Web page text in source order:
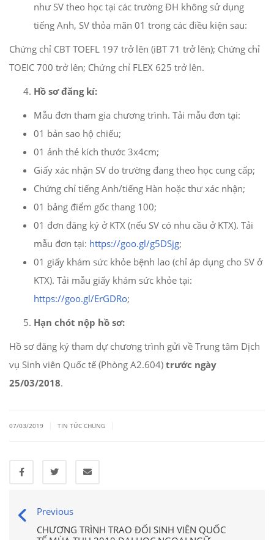
như SV theo học tại các trường ĐH không sử dụng
tiếng Anh, SV thỏa mãn 01 trong các điều kiện sau:
Chứng chỉ CBT TOEFL 197 trở lên (iBT 71 trở lên); Chứng chỉ
TOEIC 700 trở lên; Chứng chỉ FLEX 625 trở lên.
Hồ sơ đăng kí:
Mẫu đơn tham gia chương trình. Tải mẫu đơn tại:
01 bản sao hộ chiếu;
01 ảnh thẻ kích thước 3x4cm;
Giấy xác nhận SV do trường đang theo học cung cấp;
Chứng chỉ tiếng Anh/tiếng Hàn hoặc thư xác nhận;
01 bảng điểm gốc thang 100;
01 đơn đăng ký ở KTX (nếu SV có nhu cầu ở KTX). Tải
mẫu đơn tại: https://goo.gl/g5DSjg;
01 giấy khám sức khỏe bệnh lao (chỉ áp dụng cho SV ở
KTX). Tải mẫu giấy khám sức khỏe tại:
https://goo.gl/ErGDRo;
Hạn chót nộp hồ sơ:
Hồ sơ đăng ký tham dự chương trình gửi về Trung tâm Dịch
vụ Sinh viên Quốc tế (Phòng A2.604) trước ngày
25/03/2018.
07/03/2019 TIN TỨC CHUNG
Previous
CHƯƠNG TRÌNH TRAO ĐỔI SINH VIÊN QUỐC